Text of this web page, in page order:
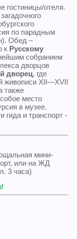
гостиницы/отеля.
по парадным
Обед –
к Русскому
собранием
дворцов
дворец, где
живописи XII—XVII
также
место
в музее.
гида и транспорт -
мини-
или на ЖД
3 часа)